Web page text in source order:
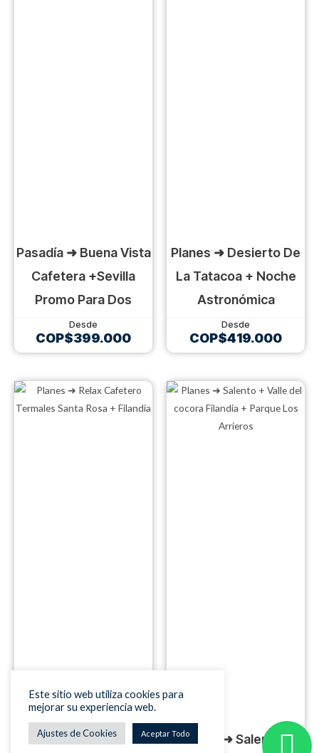
Pasadía ➜ Buena Vista
Cafetera +sevilla
Promo Para Dos
COP$399.000
Planes ➜ Desierto De
La Tatacoa + Noche
Astronómica
COP$419.000
Planes ➜ Salento +
Este sitio web utiliza cookies para
mejorar su experiencia web.
Ajustes de Cookies Aceptar Todo